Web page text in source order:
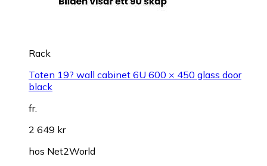
Rack
Toten 19? wall cabinet 6U 600 × 450 glass door
black
fr.
2 649 kr
hos Net2World